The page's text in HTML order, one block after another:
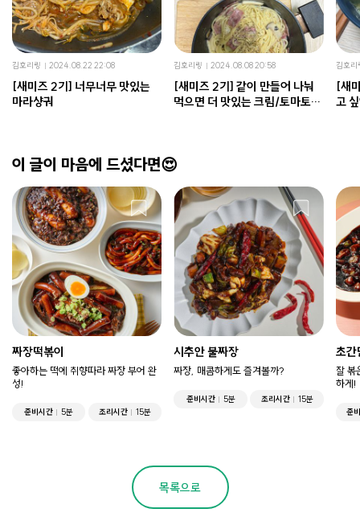
김호리링 2024.08.22 22:08
[새미즈 2기] 너무너무 맛있는
마라샹궈
김호리링 2024.08.08 20:58
[새미즈 2기] 같이 만들어 나눠
먹으면 더 맛있는 크림/토마토
김호리
[새
고
이 글이 마음에 드셨다면😍
짜장떡볶이
좋아하는 떡에 취향따라 짜장 부어 완
성!
준비시간 5분 조리시간 15분
시추안 불짜장
짜장, 매콤하게도 즐겨볼까?
준비시간 5분 조리시간 15분
초간
잘 볶
하게!
준
목록으로